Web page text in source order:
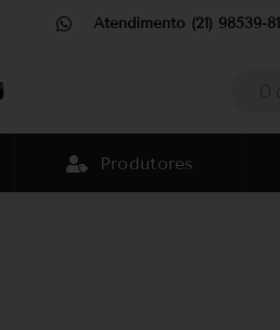
Atendimento (21) 98539-
Produtores